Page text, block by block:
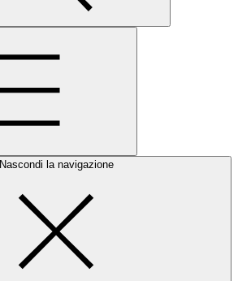
Nascondi la navigazione